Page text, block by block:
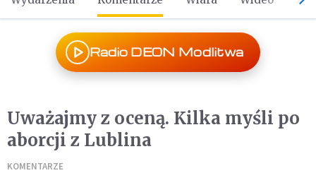
Radio DEON Modlitwa
Uważajmy z oceną. Kilka myśli po
aborcji z Lublina
KOMENTARZE